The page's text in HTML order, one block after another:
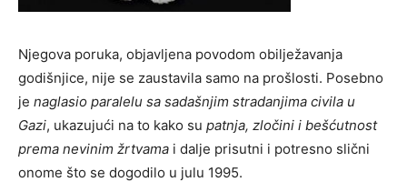
Njegova poruka, objavljena povodom obilježavanja
godišnjice, nije se zaustavila samo na prošlosti. Posebno
je naglasio paralelu sa sadašnjim stradanjima civila u
Gazi, ukazujući na to kako su patnja, zločini i bešćutnost
prema nevinim žrtvama i dalje prisutni i potresno slični
onome što se dogodilo u julu 1995.